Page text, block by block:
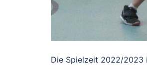
Die Spielzeit 2022/2023